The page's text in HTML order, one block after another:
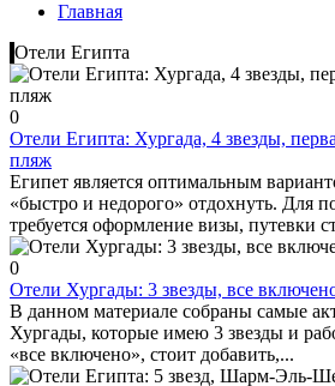
Главная
Отели Египта
0
Отели Египта: Хургада, 4 звезды,
пляж
Египет является оптимальным
«быстро и недорого» отдохнуть. Для
требуется оформление визы, путевки
0
Отели Хургады: 3 звезды, все
В данном материале собраны самые
Хургады, которые имею 3 звезды и
«все включено», стоит добавить,...